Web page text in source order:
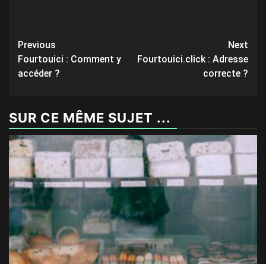
Post
navigation
Previous
Fourtouici : Comment y
accéder ?
Next
Fourtouici.click : Adresse
correcte ?
SUR CE MÊME SUJET ...